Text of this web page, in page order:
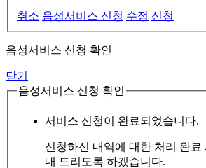
취소 음성서비스 신청 수정 신청
음성서비스 신청 확인
닫기
음성서비스 신청 확인
서비스 신청이 완료되었습니다.
신청하신 내역에 대한 처리 완료
내 드리도록 하겠습니다.